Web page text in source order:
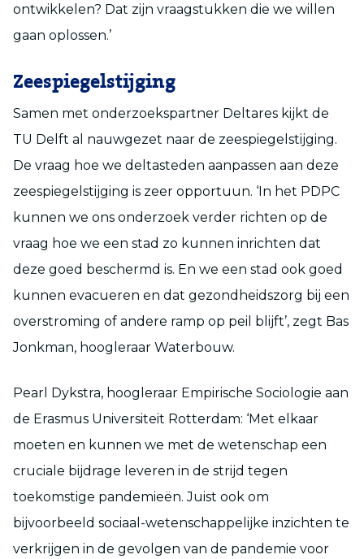
ontwikkelen? Dat zijn vraagstukken die we willen
gaan oplossen.’
Zeespiegelstijging
Samen met onderzoekspartner Deltares kijkt de
TU Delft al nauwgezet naar de zeespiegelstijging.
De vraag hoe we deltasteden aanpassen aan deze
zeespiegelstijging is zeer opportuun. ‘In het PDPC
kunnen we ons onderzoek verder richten op de
vraag hoe we een stad zo kunnen inrichten dat
deze goed beschermd is. En we een stad ook goed
kunnen evacueren en dat gezondheidszorg bij een
overstroming of andere ramp op peil blijft’, zegt Bas
Jonkman, hoogleraar Waterbouw.
Pearl Dykstra, hoogleraar Empirische Sociologie aan
de Erasmus Universiteit Rotterdam: ‘Met elkaar
moeten en kunnen we met de wetenschap een
cruciale bijdrage leveren in de strijd tegen
toekomstige pandemieën. Juist ook om
bijvoorbeeld sociaal-wetenschappelijke inzichten te
verkrijgen in de gevolgen van de pandemie voor